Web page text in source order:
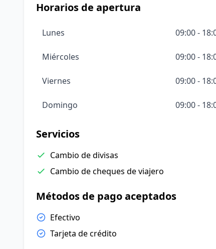
Horarios de apertura
Lunes 09:00 -
Miércoles 09:00 -
Viernes 09:00 -
Domingo 09:00 -
Servicios
Cambio de divisas
Cambio de cheques de viajero
Métodos de pago aceptados
Efectivo
Tarjeta de crédito